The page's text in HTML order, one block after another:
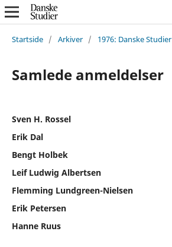
Startside / Arkiver / 1976: Danske Studier
Samlede anmeldelser
Sven H. Rossel
Erik Dal
Bengt Holbek
Leif Ludwig Albertsen
Flemming Lundgreen-Nielsen
Erik Petersen
Hanne Ruus